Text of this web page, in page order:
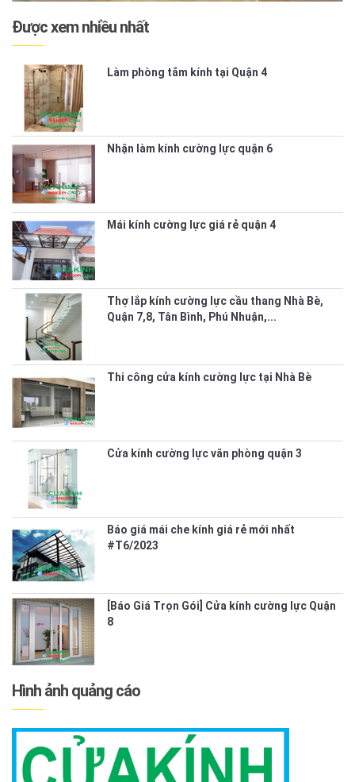
Được xem nhiều nhất
Làm phòng tắm kính tại Quận 4
Nhận làm kính cường lực quận 6
Mái kính cường lực giá rẻ quận 4
Thợ lắp kính cường lực cầu thang Nhà Bè,
Quận 7,8, Tân Bình, Phú Nhuận,...
Thi công cửa kính cường lực tại Nhà Bè
Cửa kính cường lực văn phòng quận 3
Báo giá mái che kính giá rẻ mới nhất
#T6/2023
[Báo Giá Trọn Gói] Cửa kính cường lực Quận
8
Hình ảnh quảng cáo